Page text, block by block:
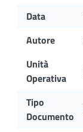
Data
Autore
Unità
Operativa
Tipo
Documento